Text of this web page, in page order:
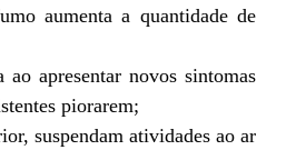
aumenta a quantidade de
apresentar novos sintomas
piorarem;
suspendam atividades ao ar